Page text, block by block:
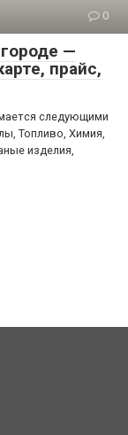
0
—
прайс,
следующими
Топливо, Химия,
изделия,